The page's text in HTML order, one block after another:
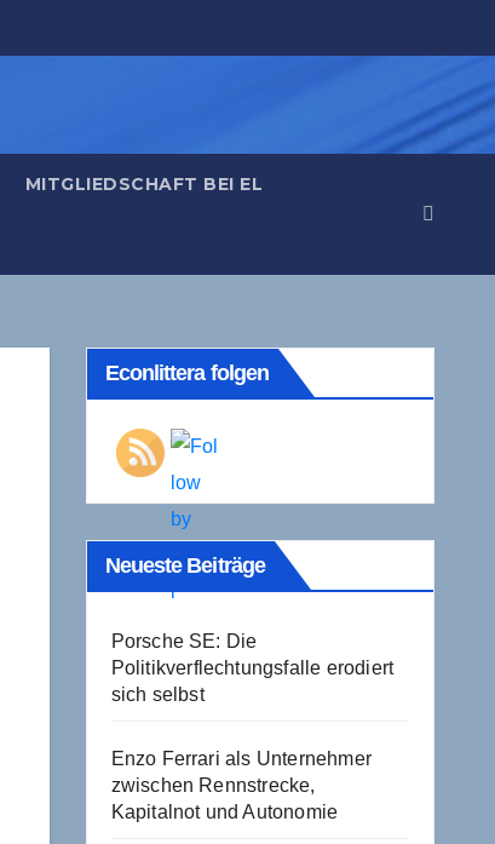
MITGLIEDSCHAFT BEI EL
Econlittera folgen
Neueste Beiträge
Porsche SE: Die
Politikverflechtungsfalle erodiert
sich selbst
Enzo Ferrari als Unternehmer
zwischen Rennstrecke,
Kapitalnot und Autonomie